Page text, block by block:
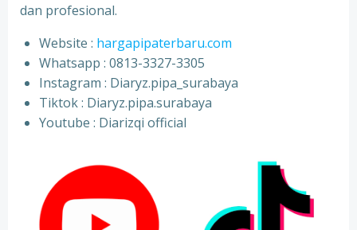
dan profesional.
Website : hargapipaterbaru.com
Whatsapp : 0813-3327-3305
⁠Instagram : Diaryz.pipa_surabaya
⁠Tiktok : Diaryz.pipa.surabaya
⁠Youtube : Diarizqi official